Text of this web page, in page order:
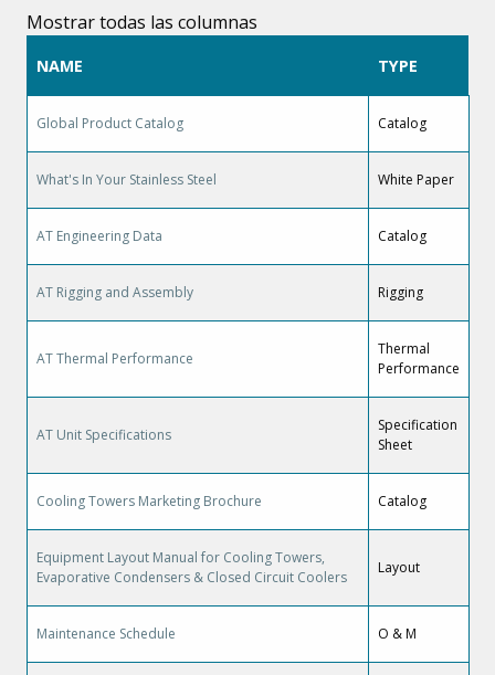
Mostrar todas las columnas
NAME TYPE
Global Product Catalog Catalog
What's In Your Stainless Steel White Paper
AT Engineering Data Catalog
AT Rigging and Assembly Rigging
AT Thermal Performance
Thermal
Performance
AT Unit Specifications
Specification
Sheet
Cooling Towers Marketing Brochure Catalog
Equipment Layout Manual for Cooling Towers,
Evaporative Condensers & Closed Circuit Coolers
Layout
Maintenance Schedule O & M